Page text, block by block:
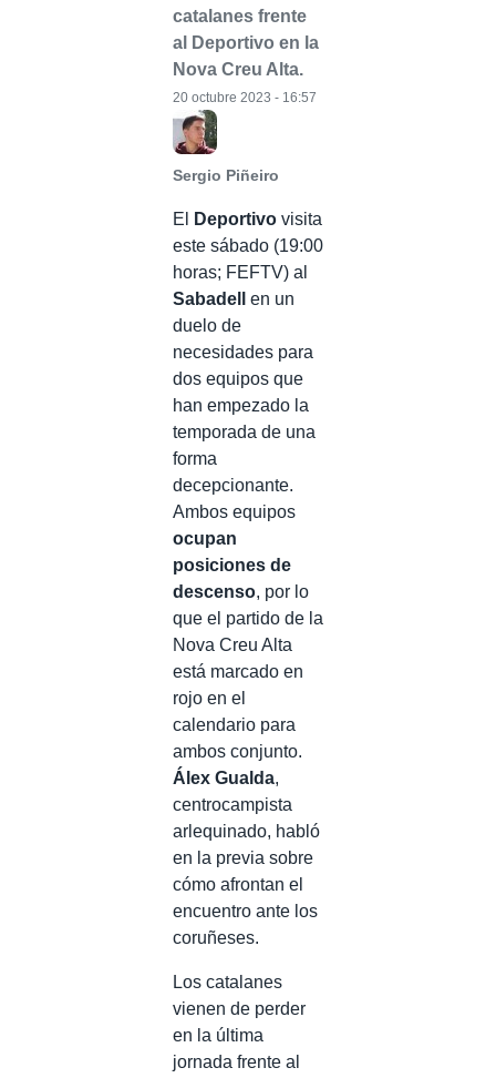
catalanes frente
al Deportivo en la
Nova Creu Alta.
Sergio Piñeiro
20 octubre 2023 - 16:57
El Deportivo visita
este sábado (19:00
horas; FEFTV) al
Sabadell
en un
duelo de
necesidades para
dos equipos que
han empezado la
temporada de una
forma
decepcionante.
Ambos equipos
ocupan
posiciones de
descenso, por lo
que el partido de la
Nova Creu Alta
está marcado en
rojo en el
calendario para
ambos conjunto.
Álex Gualda,
centrocampista
arlequinado, habló
en la previa sobre
cómo afrontan el
encuentro ante los
coruñeses.
Los catalanes
vienen de perder
en la última
jornada frente al